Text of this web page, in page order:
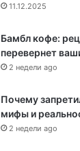
11.12.2025
Бамбл кофе:
перевернет
2 недели ago
Почему
мифы и
2 недели ago